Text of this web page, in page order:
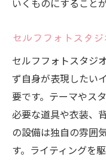
セルフフォ
撮影中に確
セルフフォ
撮るための
日常を超えた
で楽しむ方法
セルフフォ
しみ方
セルフフォトスタ
セルフフォトスタジ
ず自身が表現したい
要です。テーマやス
必要な道具や衣装、
の設備は独自の雰囲
す。ライティングを